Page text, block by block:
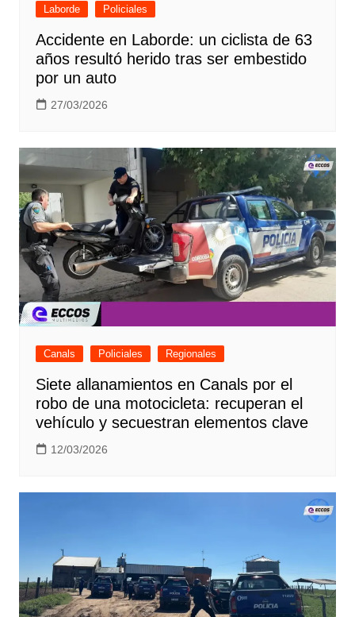
Laborde Policiales
Accidente en Laborde: un ciclista de 63
años resultó herido tras ser embestido
por un auto
27/03/2026
Canals Policiales Regionales
Siete allanamientos en Canals por el
robo de una motocicleta: recuperan el
vehículo y secuestran elementos clave
12/03/2026